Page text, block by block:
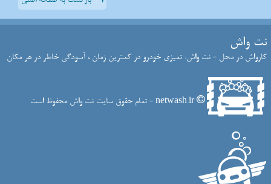
نت واش
کارواش در محل - نت واش: تمیزی خودرو در کمترین زمان ، آسودگی خاطر در هر مکان
netwash.ir - تمام حقوق سایت نت واش محفوظ است